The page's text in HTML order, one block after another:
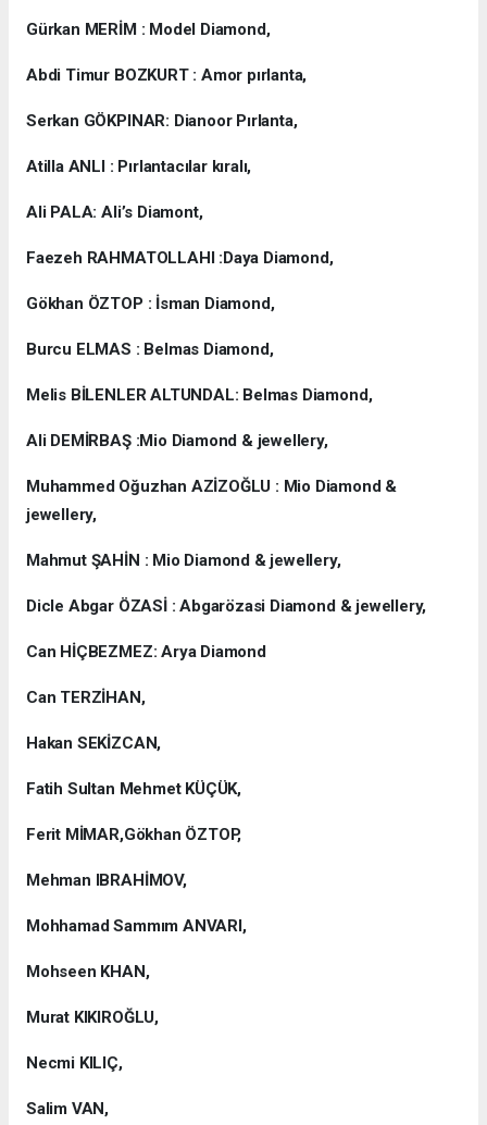
Gürkan MERİM : Model Diamond,
Abdi Timur BOZKURT : Amor pırlanta,
Serkan GÖKPINAR: Dianoor Pırlanta,
Atilla ANLI : Pırlantacılar kıralı,
Ali PALA: Ali’s Diamont,
Faezeh RAHMATOLLAHI :Daya Diamond,
Gökhan ÖZTOP : İsman Diamond,
Burcu ELMAS : Belmas Diamond,
Melis BİLENLER ALTUNDAL: Belmas Diamond,
Ali DEMİRBAŞ :Mio Diamond & jewellery,
Muhammed Oğuzhan AZİZOĞLU : Mio Diamond &
jewellery,
Mahmut ŞAHİN : Mio Diamond & jewellery,
Dicle Abgar ÖZASİ : Abgarözasi Diamond & jewellery,
Can HİÇBEZMEZ: Arya Diamond
Can TERZİHAN,
Hakan SEKİZCAN,
Fatih Sultan Mehmet KÜÇÜK,
Ferit MİMAR,Gökhan ÖZTOP,
Mehman IBRAHİMOV,
Mohhamad Sammım ANVARI,
Mohseen KHAN,
Murat KIKIROĞLU,
Necmi KILIÇ,
Salim VAN,